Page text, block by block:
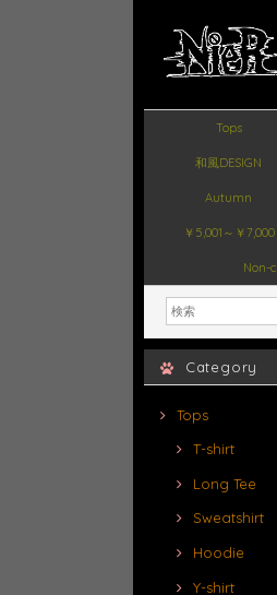
Tops
和風DESIGN
Autumn
￥5,001～￥7,000
Non-
Category
Tops
T-shirt
Long Tee
Sweatshirt
Hoodie
Y-shirt